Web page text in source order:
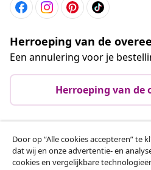
Herroeping van de
Een annulering voor je
Herroeping van de
Klantenservice
Door op “Alle cookies accepteren” te
dat wij en onze advertentie- en
cookies en vergelijkbare